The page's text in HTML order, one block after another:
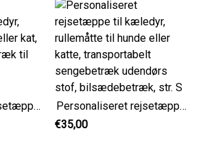
Personaliseret rejsetæppe til kæledyr, rullemåtte til hund eller kat, bærbart dårligt betræk til udendørs stof, lille størrelse
Personaliseret rejsetæppe til kæledyr, rullemåtte til hunde eller katte, transportabelt sengebetræk udendørs stof, bilsædebetræk, str. S
€35,00